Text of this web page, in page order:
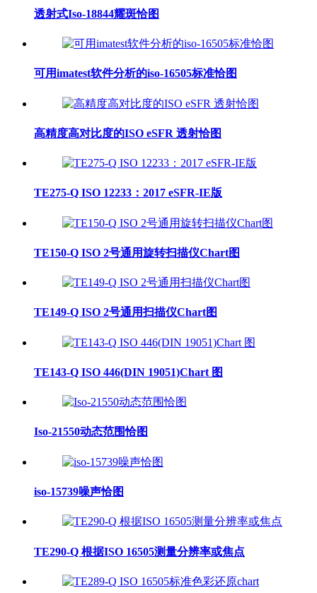
透射式Iso-18844耀斑恰图
可用imatest软件分析的iso-16505标准恰图
高精度高对比度的ISO eSFR 透射恰图
TE275-Q ISO 12233：2017 eSFR-IE版
TE150-Q ISO 2号通用旋转扫描仪Chart图
TE149-Q ISO 2号通用扫描仪Chart图
TE143-Q ISO 446(DIN 19051)Chart 图
Iso-21550动态范围恰图
iso-15739噪声恰图
TE290-Q 根据ISO 16505测量分辨率或焦点